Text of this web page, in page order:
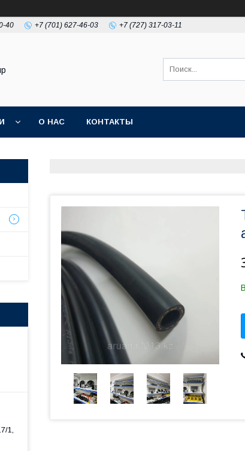
40 +7 (701) 627-46-03 +7 (727) 317-03-11
О НАС КОНТАКТЫ
1,